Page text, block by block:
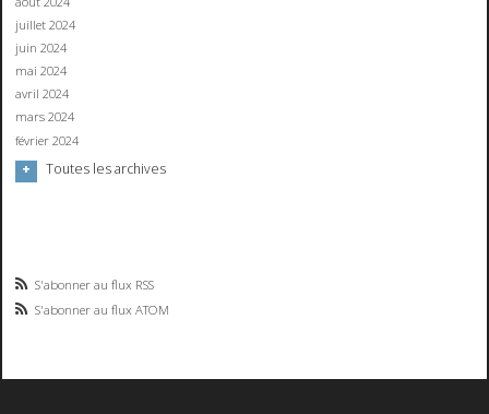
juillet 2024
juin 2024
mai 2024
avril 2024
mars 2024
février 2024
Toutes les archives
S'abonner au flux RSS
S'abonner au flux ATOM